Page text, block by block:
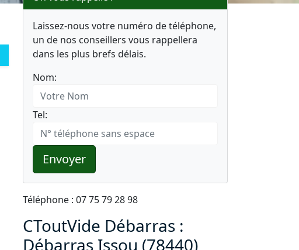
Laissez-nous votre numéro de téléphone,
un de nos conseillers vous rappellera
dans les plus brefs délais.
Nom:
Tel:
Envoyer
Téléphone : 07 75 79 28 98
CToutVide Débarras :
Débarras Issou (78440)